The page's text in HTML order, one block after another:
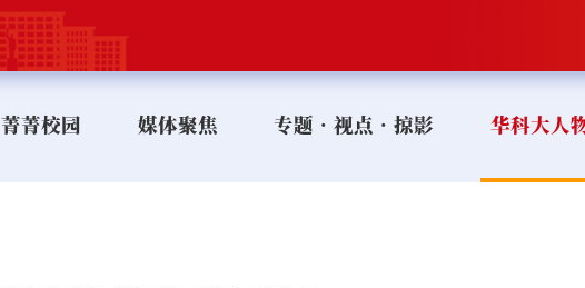
菁菁校园 媒体聚焦 专题•视点•掠影 华科大人